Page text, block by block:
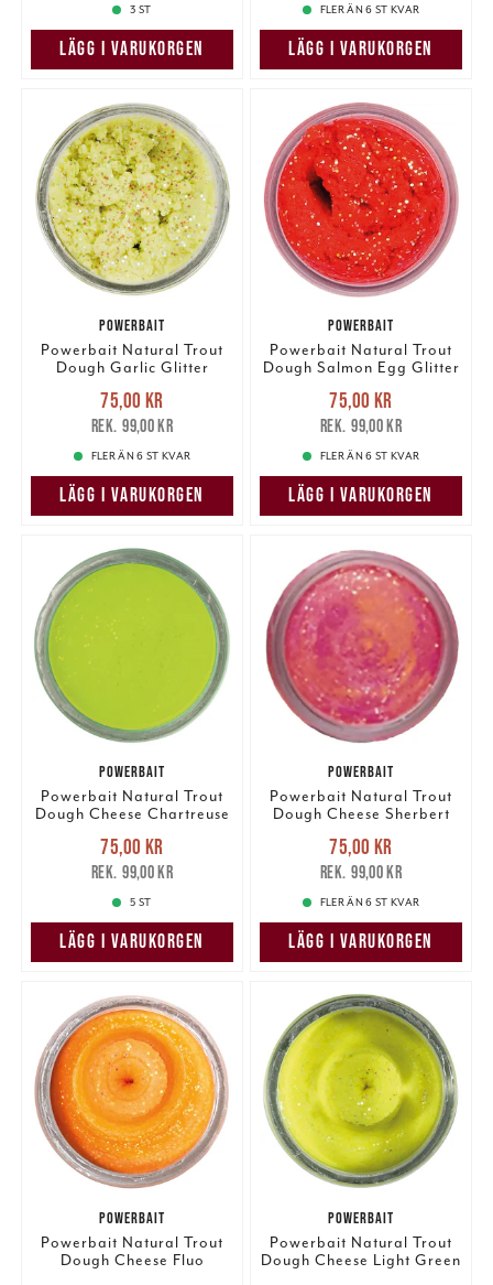
3 ST
LÄGG I VARUKORGEN
FLER ÄN 6 ST KVAR
LÄGG I VARUKORGEN
POWERBAIT
Powerbait Natural Trout
Dough Garlic Glitter
Nuvarande pris
75,00 krTidigare pris
99,00 kr
75,00 kr
99,00 kr
FLER ÄN 6 ST KVAR
LÄGG I VARUKORGEN
POWERBAIT
Powerbait Natural Trout
Dough Salmon Egg Glitter
Nuvarande pris
75,00 krTidigare pris
99,00 kr
75,00 kr
99,00 kr
FLER ÄN 6 ST KVAR
LÄGG I VARUKORGEN
POWERBAIT
Powerbait Natural Trout
Dough Cheese Chartreuse
Nuvarande pris
75,00 krTidigare pris
99,00 kr
75,00 kr
99,00 kr
5 ST
LÄGG I VARUKORGEN
POWERBAIT
Powerbait Natural Trout
Dough Cheese Sherbert
Nuvarande pris
75,00 krTidigare pris
99,00 kr
75,00 kr
99,00 kr
FLER ÄN 6 ST KVAR
LÄGG I VARUKORGEN
POWERBAIT
Powerbait Natural Trout
Dough Cheese Fluo
POWERBAIT
Powerbait Natural Trout
Dough Cheese Light Green